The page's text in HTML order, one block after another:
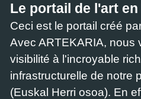
Le portail de l'art
Ceci est le portail créé
Avec ARTEKARIA, nous
visibilité à l'incroyable
infrastructurelle de notre
(Euskal Herri osoa). En